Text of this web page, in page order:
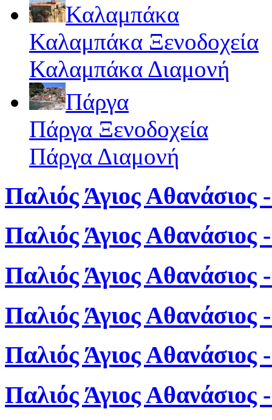
Καλαμπάκα
Καλαμπάκα Ξενοδοχεία
Καλαμπάκα Διαμονή
Πάργα
Πάργα Ξενοδοχεία
Πάργα Διαμονή
Παλιός Άγιος Αθανάσιος
Παλιός Άγιος Αθανάσιος
Παλιός Άγιος Αθανάσιος
Παλιός Άγιος Αθανάσιος
Παλιός Άγιος Αθανάσιος
Παλιός Άγιος Αθανάσιος